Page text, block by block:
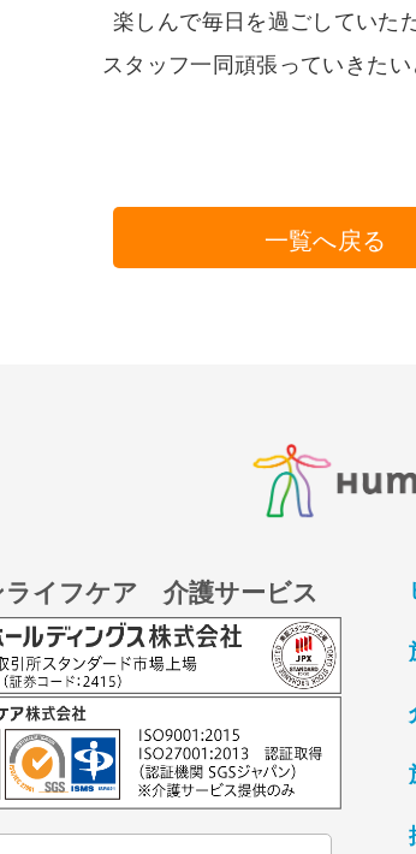
楽しんで毎日を過ごしていた
スタッフ一同頑張っていきたい
一覧へ戻る
ライフケア 介護サービス